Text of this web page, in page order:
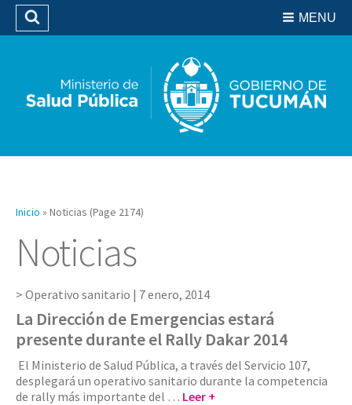
Biblioteca
MENU
Buscar
Inicio » Noticias (Page 2174)
Noticias
Operativo sanitario | 7 enero, 2014
La Dirección de Emergencias estará
presente durante el Rally Dakar 2014
El Ministerio de Salud Pública, a través del Servicio 107,
desplegará un operativo sanitario durante la competencia
de rally más importante del … Leer +